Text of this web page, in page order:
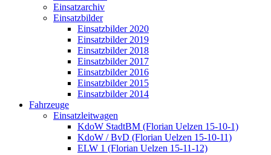
Einsatzarchiv
Einsatzbilder
Einsatzbilder 2020
Einsatzbilder 2019
Einsatzbilder 2018
Einsatzbilder 2017
Einsatzbilder 2016
Einsatzbilder 2015
Einsatzbilder 2014
Fahrzeuge
Einsatzleitwagen
KdoW StadtBM (Florian Uelzen 15-10-1)
KdoW / BvD (Florian Uelzen 15-10-11)
ELW 1 (Florian Uelzen 15-11-12)